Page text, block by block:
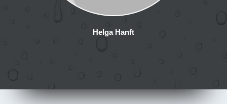
Helga Hanft